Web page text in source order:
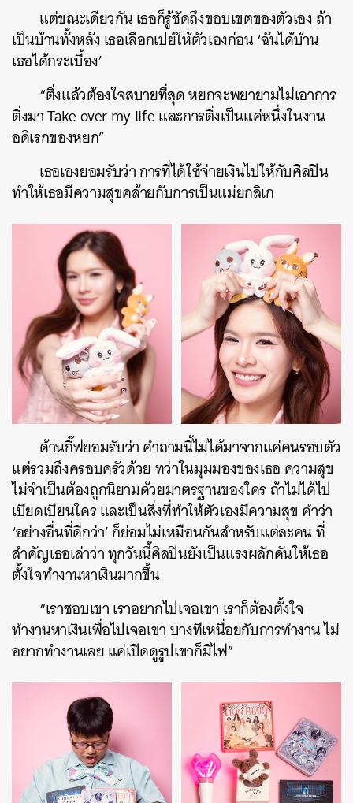
แต่ขณะเดียวกัน เธอก็รู้ชัดถึงขอบเขตของตัวเอง ถ้า
เป็นบ้านทั้งหลัง เธอเลือกเปย์ให้ตัวเองก่อน ‘ฉันได้บ้าน
เธอได้กระเบื้อง’
“ติ่งแล้วต้องใจสบายที่สุด หยกจะพยายามไม่เอาการ
ติ่งมา Take over my life และการติ่งเป็นแค่หนึ่งในงาน
อดิเรกของหยก”
เธอเองยอมรับว่า การที่ได้ใช้จ่ายเงินไปให้กับศิลปิน
ทำให้เธอมีความสุขคล้ายกับการเป็นแม่ยกลิเก
ด้านกิ๊ฟยอมรับว่า คำถามนี้ไม่ได้มาจากแค่คนรอบตัว
แต่รวมถึงครอบครัวด้วย ทว่าในมุมมองของเธอ ความสุข
ไม่จำเป็นต้องถูกนิยามด้วยมาตรฐานของใคร ถ้าไม่ได้ไป
เบียดเบียนใคร และเป็นสิ่งที่ทำให้ตัวเองมีความสุข คำว่า
‘อย่างอื่นที่ดีกว่า’ ก็ย่อมไม่เหมือนกันสำหรับแต่ละคน ที่
สำคัญเธอเล่าว่า ทุกวันนี้ศิลปินยังเป็นแรงผลักดันให้เธอ
ตั้งใจทำงานหาเงินมากขึ้น
“เราชอบเขา เราอยากไปเจอเขา เราก็ต้องตั้งใจ
ทำงานหาเงินเพื่อไปเจอเขา บางทีเหนื่อยกับการทำงาน ไม่
อยากทำงานเลย แค่เปิดดูรูปเขาก็มีไฟ”